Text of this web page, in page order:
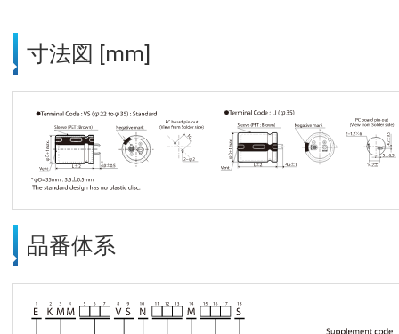
寸法図 [mm]
品番体系